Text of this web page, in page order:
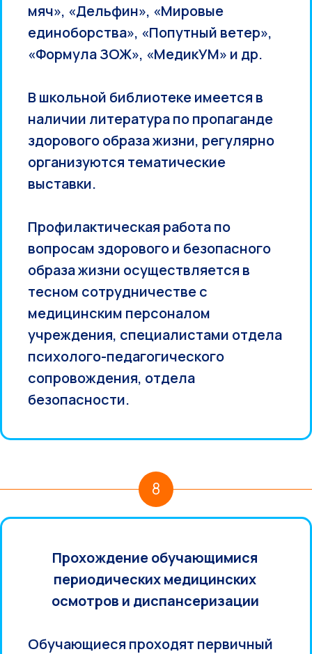
мяч», «Дельфин», «Мировые
единоборства», «Попутный ветер»,
«Формула ЗОЖ», «МедикУМ» и др.
В школьной библиотеке имеется в
наличии литература по пропаганде
здорового образа жизни, регулярно
организуются тематические
выставки.
Профилактическая работа по
вопросам здорового и безопасного
образа жизни осуществляется в
тесном сотрудничестве с
медицинским персоналом
учреждения, специалистами отдела
психолого-педагогического
сопровождения, отдела
безопасности.
8
Прохождение обучающимися
периодических медицинских
осмотров и диспансеризации
Обучающиеся проходят первичный